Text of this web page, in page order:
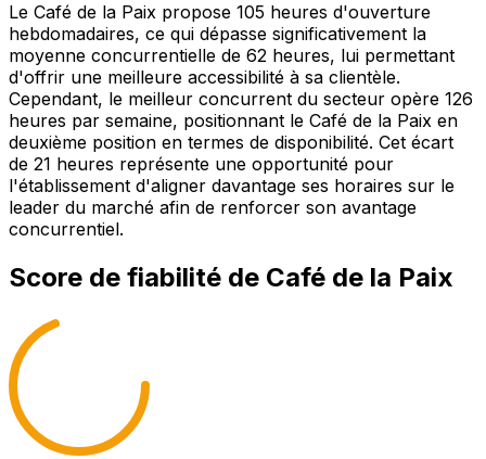
Le Café de la Paix propose 105 heures d'ouverture
hebdomadaires, ce qui dépasse significativement la
moyenne concurrentielle de 62 heures, lui permettant
d'offrir une meilleure accessibilité à sa clientèle.
Cependant, le meilleur concurrent du secteur opère 126
heures par semaine, positionnant le Café de la Paix en
deuxième position en termes de disponibilité. Cet écart
de 21 heures représente une opportunité pour
l'établissement d'aligner davantage ses horaires sur le
leader du marché afin de renforcer son avantage
concurrentiel.
Score de fiabilité de Café de la Paix